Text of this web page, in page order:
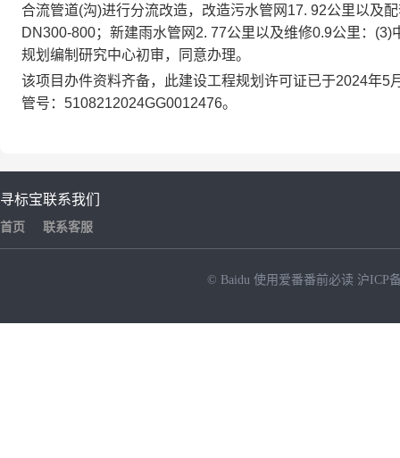
合流管道(沟)进行分流改造，改造污水管网17. 92公里以及
DN300-800；新建雨水管网2. 77公里以及维修0.9公里：
规划编制研究中心初审，同意办理。
该项目办件资料齐备，此建设工程规划许可证已于2024年
管号：5108212024GG0012476。
寻标宝
首页
联系我们
联系客服
© Baidu 使用爱番番前必读 沪ICP